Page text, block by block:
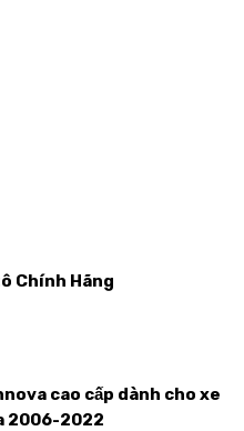
Chính Hãng
cao cấp dành cho xe
2006-2022